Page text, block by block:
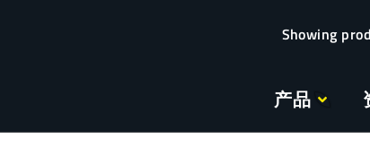
产品